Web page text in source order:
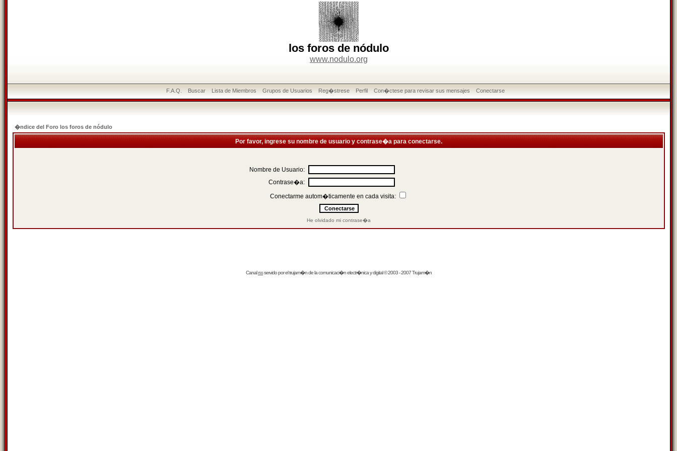
los foros de nódulo
www.nodulo.org
F.A.Q. Buscar Lista de Miembros Grupos de Usuarios Reg�strese Perfil Con�ctese para revisar sus mensajes Conectarse
�ndice del Foro los foros de nódulo
Por favor, ingrese su nombre de usuario y contrase�a para conectarse.
Nombre de Usuario:
Contrase�a:
Conectarme autom�ticamente en cada visita:
He olvidado mi contrase�a
Canalrssservido por eltrujam�nde la comunicaci�n electr�nica y digital © 2003 - 2007 Trujam�n